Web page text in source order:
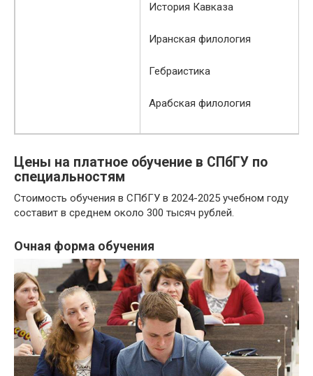
История Кавказа
Иранская филология
Гебраистика
Арабская филология
Цены на платное обучение в СПбГУ по
специальностям
Стоимость обучения в СПбГУ в 2024-2025 учебном году
составит в среднем около 300 тысяч рублей.
Очная форма обучения